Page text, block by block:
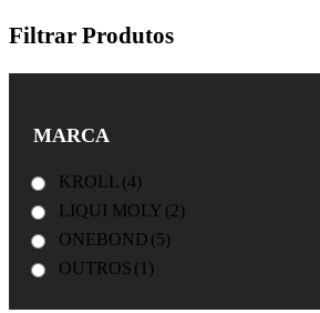
Filtrar Produtos
MARCA
KROLL (4)
LIQUI MOLY (2)
ONEBOND (5)
OUTROS (1)